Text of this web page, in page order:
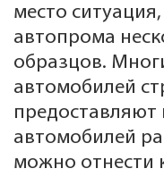
место
автопрома
образцов.
автомобилей
автомобилей
можно отнести